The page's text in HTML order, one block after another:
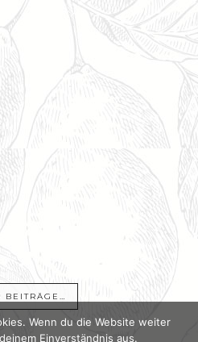
BEITRÄGE…
Wenn du die Website weiter
Einverständnis aus.